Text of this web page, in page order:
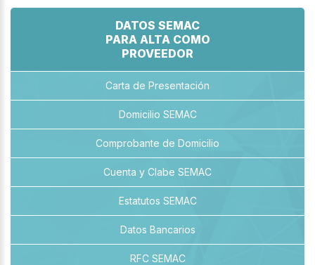
DATOS SEMAC
PARA ALTA COMO
PROVEEDOR
Carta de Presentación
Domicilio SEMAC
Comprobante de Domicilio
Cuenta y Clabe SEMAC
Estatutos SEMAC
Datos Bancarios
RFC SEMAC